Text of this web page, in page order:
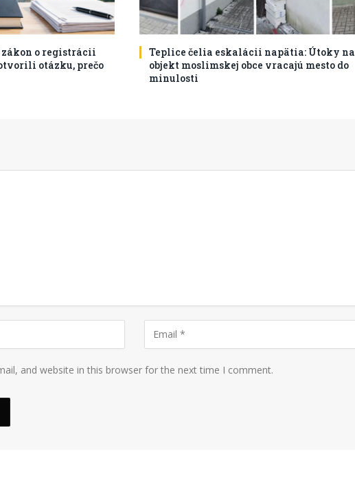
zákon o registrácii
otázku, prečo
Teplice čelia eskalácii napätia: Útoky na
objekt moslimskej obce vracajú mesto do
minulosti
and website in this browser for the next time I comment.